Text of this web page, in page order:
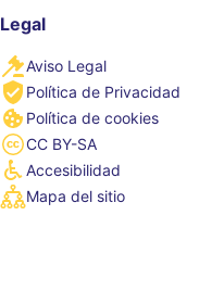
Legal
Aviso Legal
Política de Privacidad
Política de cookies
CC BY-SA
Accesibilidad
Mapa del sitio